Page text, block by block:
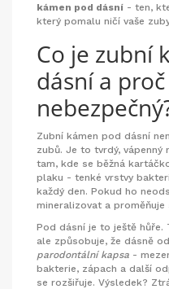
kámen pod dásní - ten,
který pomalu ničí vaše
Co je zubní
dásní a
Zubní kámen pod dásní
zubů. Je to tvrdý,
tam, kde se běžná
plaku - tenké vrstvy
každý den. Pokud ho
mineralizovat a proměňuje
Pod dásní je to ještě hůře.
ale způsobuje, že dásně
parodontální kapsa -
bakterie, zápach a další
se rozšiřuje. Výsledek?